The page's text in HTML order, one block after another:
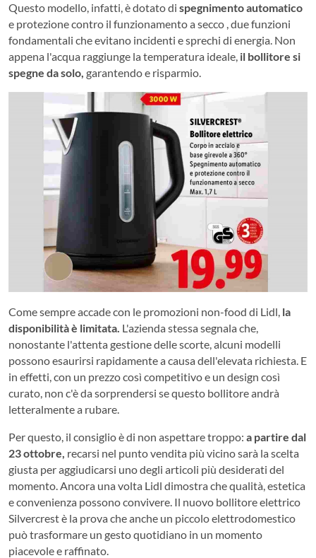
Questo modello, infatti, è dotato di spegnimento automatico
e protezione contro il funzionamento a secco , due funzioni
fondamentali che evitano incidenti e sprechi di energia. Non
appena l'acqua raggiunge la temperatura ideale, il bollitore si
spegne da solo, garantendo e risparmio.
Come sempre accade con le promozioni non-food di Lidl, la
disponibilità è limitata. L'azienda stessa segnala che,
nonostante l'attenta gestione delle scorte, alcuni modelli
possono esaurirsi rapidamente a causa dell'elevata richiesta. E
in effetti, con un prezzo così competitivo e un design così
curato, non c'è da sorprendersi se questo bollitore andrà
letteralmente a rubare.
Per questo, il consiglio è di non aspettare troppo: a partire dal
23 ottobre, recarsi nel punto vendita più vicino sarà la scelta
giusta per aggiudicarsi uno degli articoli più desiderati del
momento. Ancora una volta Lidl dimostra che qualità, estetica
e convenienza possono convivere. Il nuovo bollitore elettrico
Silvercrest è la prova che anche un piccolo elettrodomestico
può trasformare un gesto quotidiano in un momento
piacevole e raffinato.